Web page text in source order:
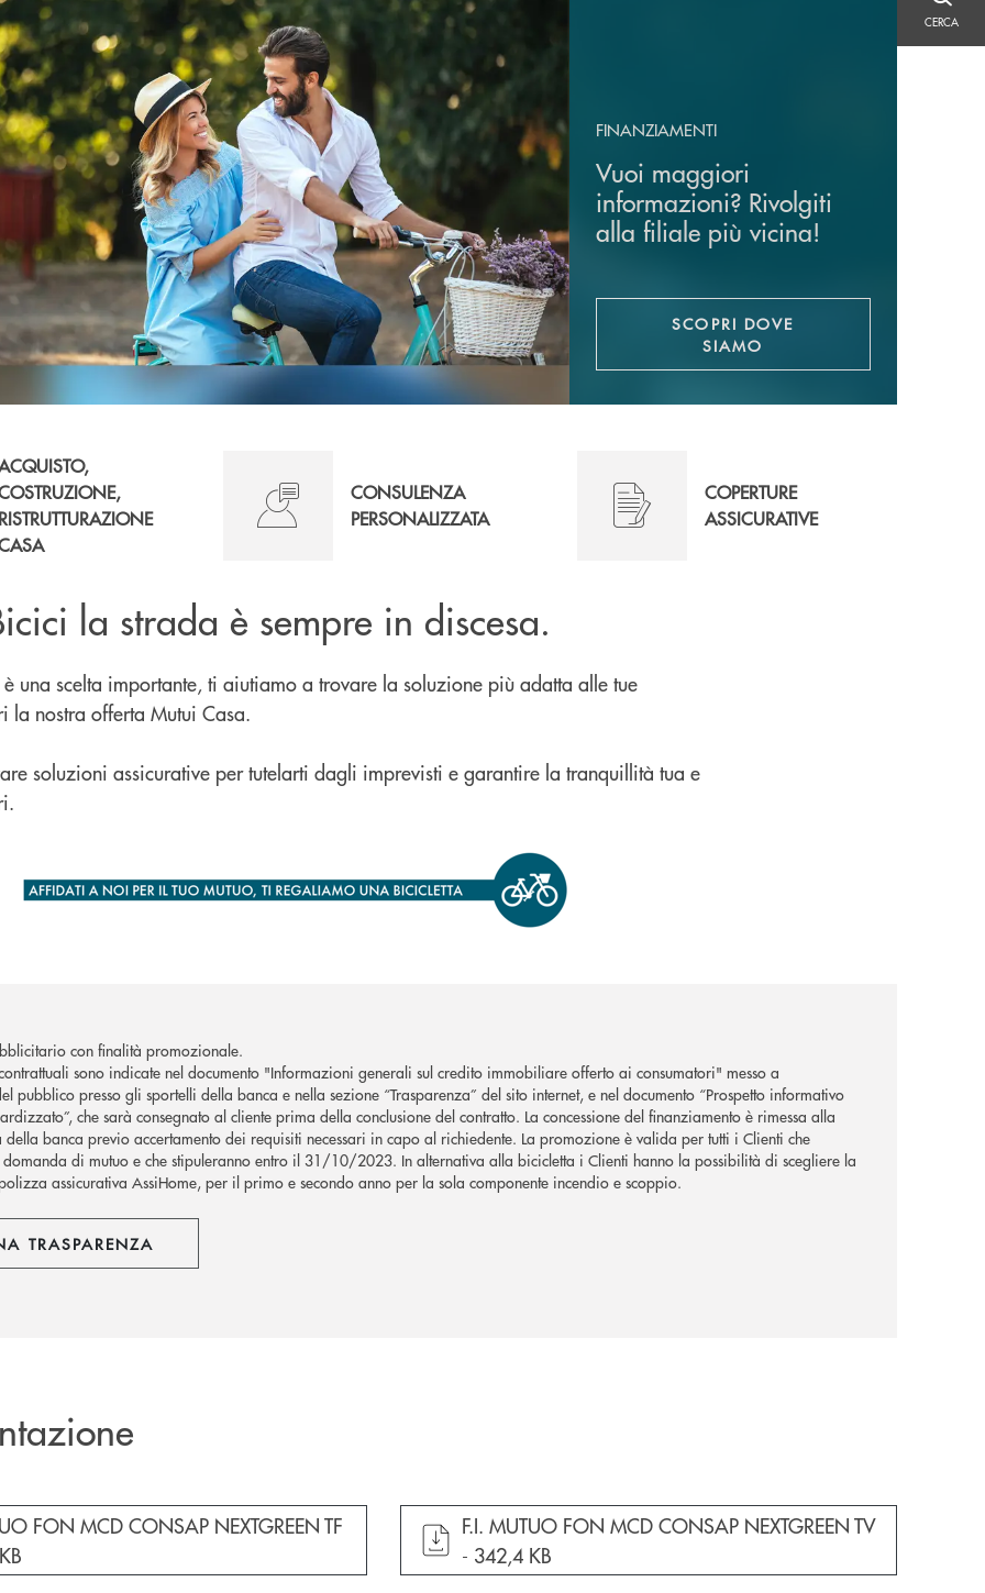
CERCA
FINANZIAMENTI
Vuoi maggiori
informazioni? Rivolgiti
alla filiale più vicina!
SCOPRI DOVE
SIAMO
RISTRUTTURAZIONE
CONSULENZA
PERSONALIZZATA
COPERTURE
ASSICURATIVE
la strada è sempre in discesa.
una scelta importante, ti aiutiamo a trovare la soluzione più adatta alle tue
la nostra offerta Mutui Casa.
soluzioni assicurative per tutelarti dagli imprevisti e garantire la tranquillità tua e
con finalità promozionale.
sono indicate nel documento "Informazioni generali sul credito immobiliare offerto ai consumatori" messo a
pubblico presso gli sportelli della banca e nella sezione “Trasparenza” del sito internet, e nel documento “Prospetto informativo
che sarà consegnato al cliente prima della conclusione del contratto. La concessione del finanziamento è rimessa alla
banca previo accertamento dei requisiti necessari in capo al richiedente. La promozione è valida per tutti i Clienti che
domanda di mutuo e che stipuleranno entro il 31/10/2023. In alternativa alla bicicletta i Clienti hanno la possibilità di scegliere la
assicurativa AssiHome, per il primo e secondo anno per la sola componente incendio e scoppio.
TRASPARENZA
in una nuova finestra
FON MCD CONSAP NEXTGREEN TF
apre documento in una nuova finestra
F.I. MUTUO FON MCD CONSAP NEXTGREEN TV
- 342,4 KB